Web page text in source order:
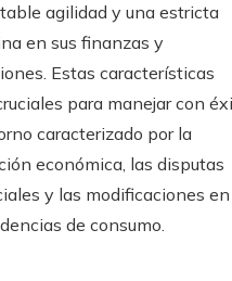
agilidad y una estricta
en sus finanzas y
Estas características
para manejar con
caracterizado por la
económica, las disputas
y las modificaciones en
de consumo.